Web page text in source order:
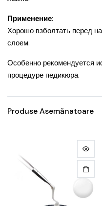
Применение:
Хорошо взболтать перед
слоем.
Особенно рекомендуется
процедуре педикюра.
Produse Asemănatoare